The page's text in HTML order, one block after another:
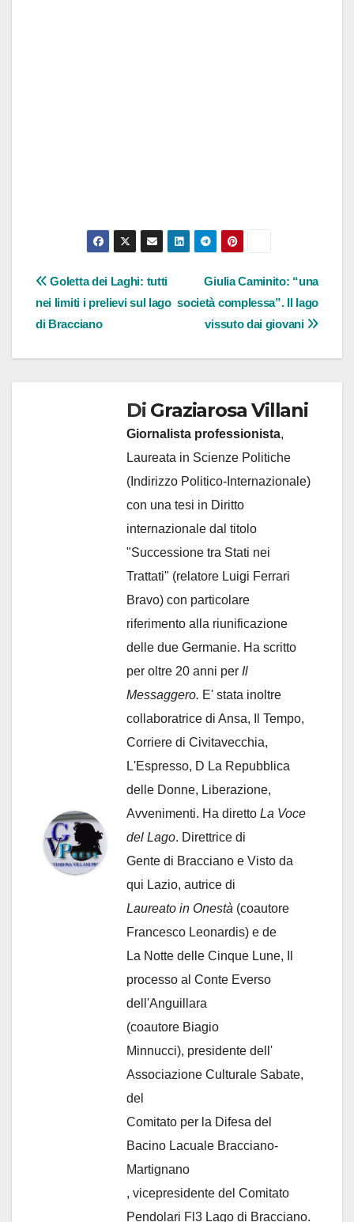
Navigazione
articoli
Giulia Caminito: “una
società complessa”. Il lago
vissuto dai giovani
Goletta dei Laghi: tutti
nei limiti i prelievi sul lago
di Bracciano
Di Graziarosa Villani
Giornalista professionista,
Laureata in Scienze Politiche
(Indirizzo Politico-Internazionale)
con una tesi in Diritto
internazionale dal titolo
"Successione tra Stati nei
Trattati" (relatore Luigi Ferrari
Bravo) con particolare
riferimento alla riunificazione
delle due Germanie. Ha scritto
per oltre 20 anni per Il
Messaggero. E' stata inoltre
collaboratrice di Ansa, Il Tempo,
Corriere di Civitavecchia,
L'Espresso, D La Repubblica
delle Donne, Liberazione,
Avvenimenti. Ha diretto La Voce
del Lago. Direttrice di
Gente di Bracciano e Visto da
qui Lazio, autrice di
Laureato in Onestà (coautore
Francesco Leonardis) e de
La Notte delle Cinque Lune, Il
processo al Conte Everso
dell'Anguillara
(coautore Biagio
Minnucci), presidente dell'
Associazione Culturale Sabate,
del
Comitato per la Difesa del
Bacino Lacuale Bracciano-
Martignano
, vicepresidente del Comitato
Pendolari Fl3 Lago di Bracciano.